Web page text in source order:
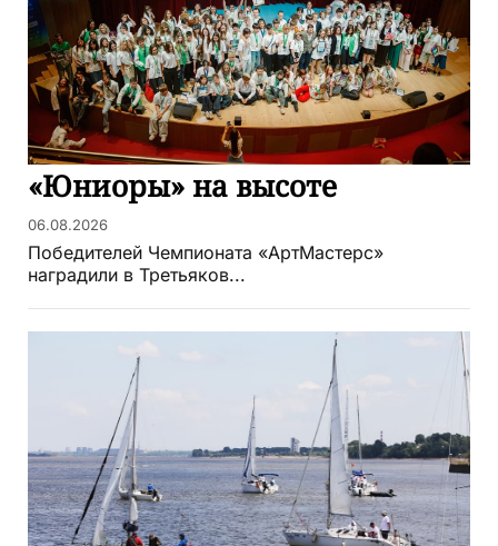
«Юниоры» на высоте
06.08.2026
Победителей Чемпионата «АртМастерс»
наградили в Третьяков...